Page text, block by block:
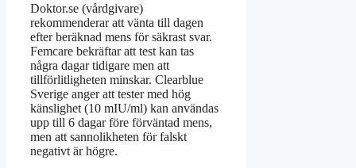
Doktor.se (vårdgivare)
rekommenderar att vänta till dagen
efter beräknad mens för säkrast svar.
Femcare bekräftar att test kan tas
några dagar tidigare men att
tillförlitligheten minskar. Clearblue
Sverige anger att tester med hög
känslighet (10 mIU/ml) kan användas
upp till 6 dagar före förväntad mens,
men att sannolikheten för falskt
negativt är högre.